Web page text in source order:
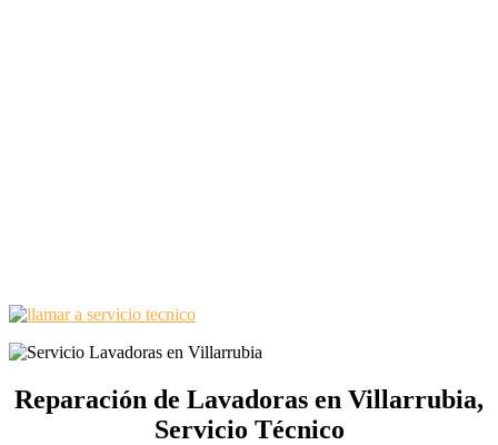
Reparación de Lavadoras en Villarrubia,
Servicio Técnico